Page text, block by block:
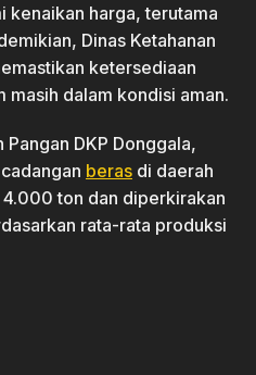
kenaikan harga, terutama
Dinas Ketahanan
ketersediaan
masih dalam kondisi aman.
DKP Donggala,
beras di daerah
ton dan diperkirakan
rata-rata produksi